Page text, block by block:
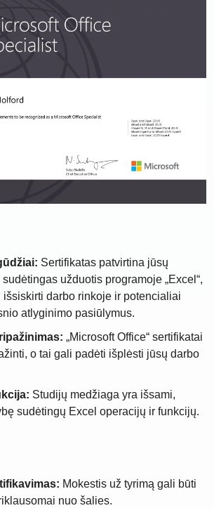
Sertifikatas patvirtina jūsų
užduotis programoje „Excel“,
išsiskirti darbo rinkoje ir potencialiai
atlyginimo pasiūlymus.
„Microsoft Office“ sertifikatai
o tai gali padėti išplėsti jūsų darbo
Studijų medžiaga yra išsami,
sudėtingų Excel operacijų ir funkcijų.
Mokestis už tyrimą gali būti
nuo šalies.